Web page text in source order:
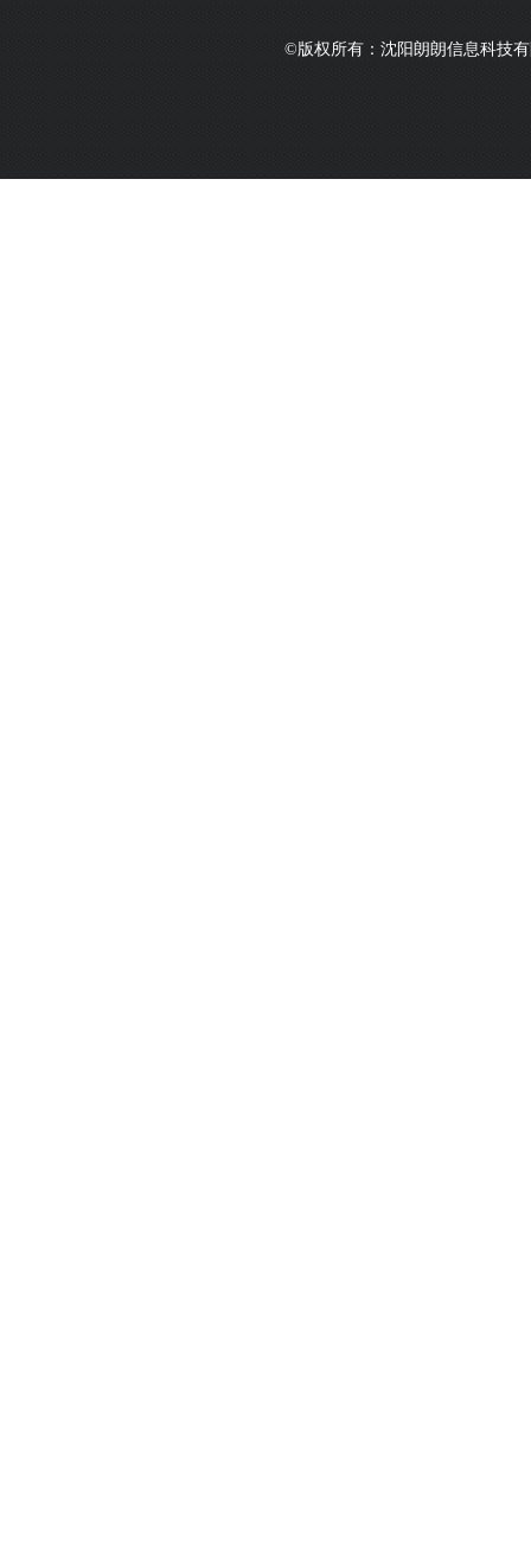
©版权所有：沈阳朗朗信息科技